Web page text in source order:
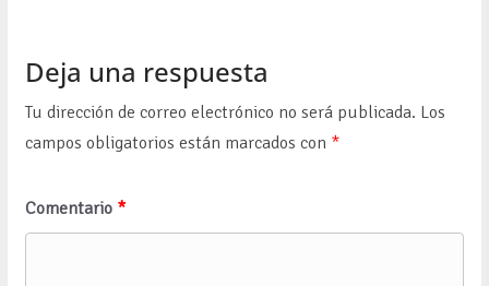
Deja una respuesta
Tu dirección de correo electrónico no será publicada. Los
campos obligatorios están marcados con *
Comentario *